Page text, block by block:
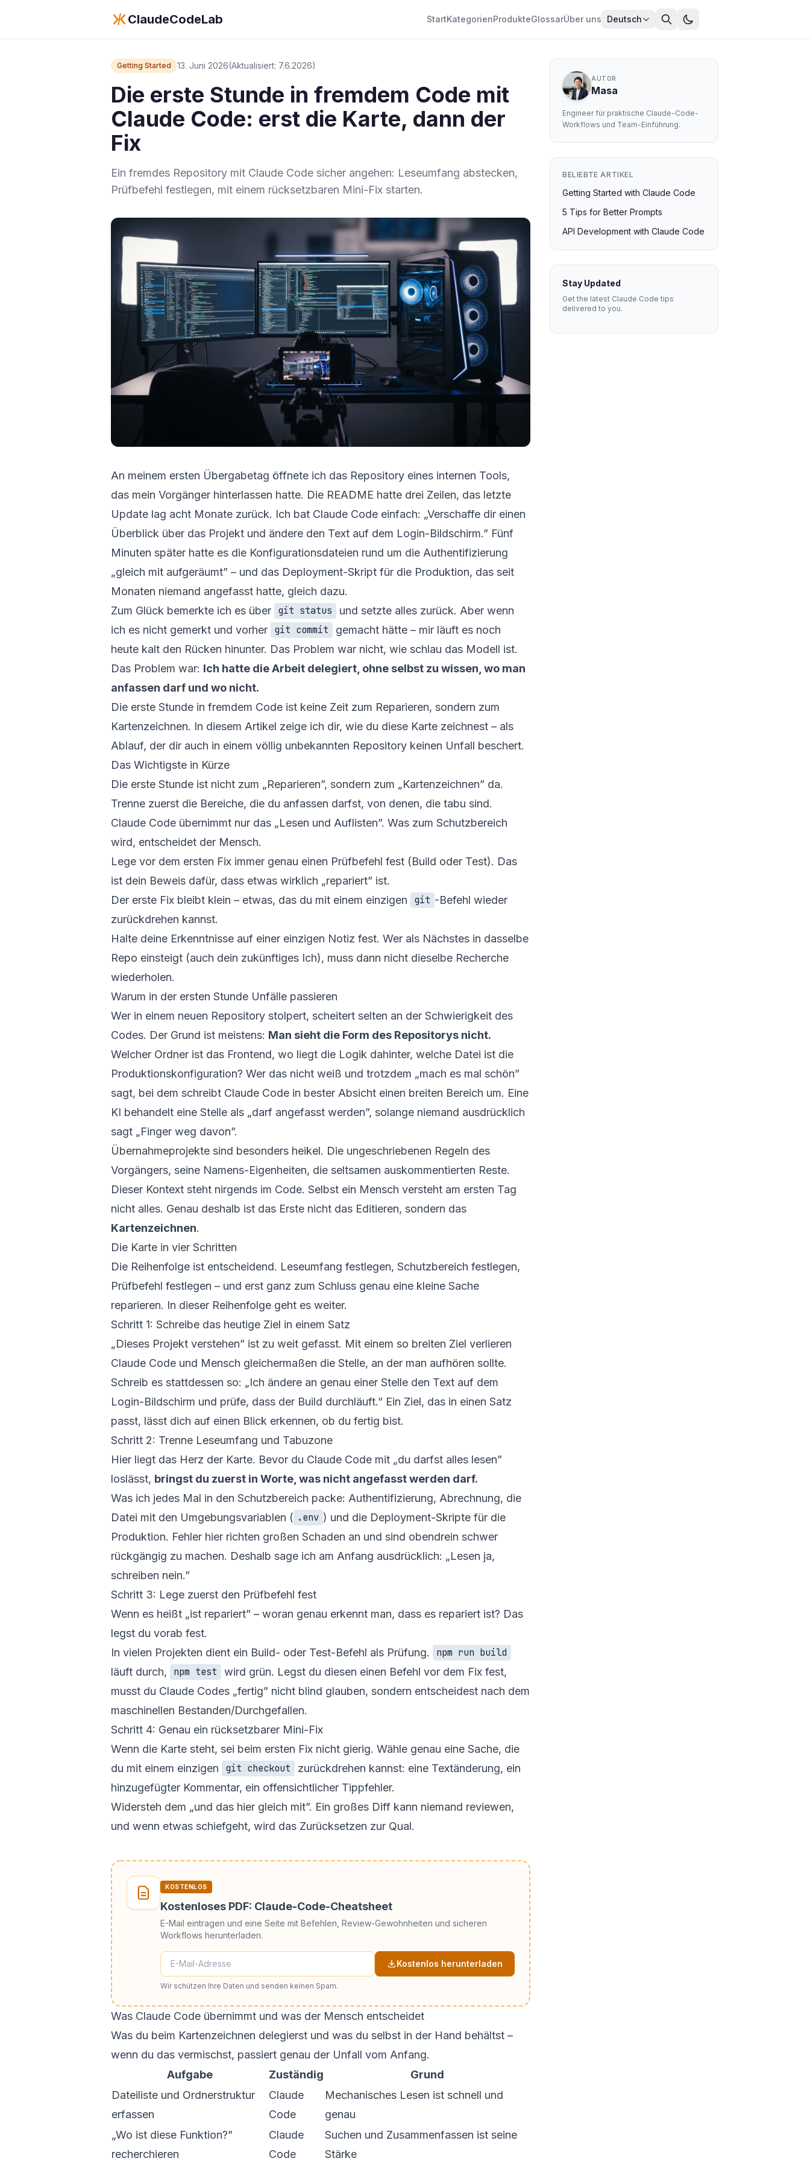
ClaudeCodeLab StartKategorienProdukteGlossarÜber uns Deutsch
Getting Started 13. Juni 2026(Aktualisiert: 7.6.2026)
Die erste Stunde in fremdem Code mit
Claude Code: erst die Karte, dann der
Fix
Ein fremdes Repository mit Claude Code sicher angehen: Leseumfang abstecken,
Prüfbefehl festlegen, mit einem rücksetzbaren Mini-Fix starten.
An meinem ersten Übergabetag öffnete ich das Repository eines internen Tools,
das mein Vorgänger hinterlassen hatte. Die README hatte drei Zeilen, das letzte
Update lag acht Monate zurück. Ich bat Claude Code einfach: „Verschaffe dir einen
Überblick über das Projekt und ändere den Text auf dem Login-Bildschirm.” Fünf
Minuten später hatte es die Konfigurationsdateien rund um die Authentifizierung
„gleich mit aufgeräumt” – und das Deployment-Skript für die Produktion, das seit
Monaten niemand angefasst hatte, gleich dazu.
Zum Glück bemerkte ich es über git status
und setzte alles zurück. Aber wenn
ich es nicht gemerkt und vorher git commit
gemacht hätte – mir läuft es noch
heute kalt den Rücken hinunter. Das Problem war nicht, wie schlau das Modell ist.
Das Problem war: Ich hatte die Arbeit delegiert, ohne selbst zu wissen, wo man
anfassen darf und wo nicht.
Die erste Stunde in fremdem Code ist keine Zeit zum Reparieren, sondern zum
Kartenzeichnen. In diesem Artikel zeige ich dir, wie du diese Karte zeichnest – als
Ablauf, der dir auch in einem völlig unbekannten Repository keinen Unfall beschert.
Das Wichtigste in Kürze
Die erste Stunde ist nicht zum „Reparieren”, sondern zum „Kartenzeichnen” da.
Trenne zuerst die Bereiche, die du anfassen darfst, von denen, die tabu sind.
Claude Code übernimmt nur das „Lesen und Auflisten”. Was zum Schutzbereich
wird, entscheidet der Mensch.
Lege vor dem ersten Fix immer genau einen Prüfbefehl fest (Build oder Test). Das
ist dein Beweis dafür, dass etwas wirklich „repariert” ist.
Der erste Fix bleibt klein – etwas, das du mit einem einzigen
git -Befehl wieder
zurückdrehen kannst.
Halte deine Erkenntnisse auf einer einzigen Notiz fest. Wer als Nächstes in dasselbe
Repo einsteigt (auch dein zukünftiges Ich), muss dann nicht dieselbe Recherche
wiederholen.
Warum in der ersten Stunde Unfälle passieren
Wer in einem neuen Repository stolpert, scheitert selten an der Schwierigkeit des
Codes. Der Grund ist meistens: Man sieht die Form des Repositorys nicht.
Welcher Ordner ist das Frontend, wo liegt die Logik dahinter, welche Datei ist die
Produktionskonfiguration? Wer das nicht weiß und trotzdem „mach es mal schön”
sagt, bei dem schreibt Claude Code in bester Absicht einen breiten Bereich um. Eine
KI behandelt eine Stelle als „darf angefasst werden”, solange niemand ausdrücklich
sagt „Finger weg davon”.
Übernahmeprojekte sind besonders heikel. Die ungeschriebenen Regeln des
Vorgängers, seine Namens-Eigenheiten, die seltsamen auskommentierten Reste.
Dieser Kontext steht nirgends im Code. Selbst ein Mensch versteht am ersten Tag
nicht alles. Genau deshalb ist das Erste nicht das Editieren, sondern das
Kartenzeichnen.
Die Karte in vier Schritten
Die Reihenfolge ist entscheidend. Leseumfang festlegen, Schutzbereich festlegen,
Prüfbefehl festlegen – und erst ganz zum Schluss genau eine kleine Sache
reparieren. In dieser Reihenfolge geht es weiter.
Schritt 1: Schreibe das heutige Ziel in einem Satz
„Dieses Projekt verstehen” ist zu weit gefasst. Mit einem so breiten Ziel verlieren
Claude Code und Mensch gleichermaßen die Stelle, an der man aufhören sollte.
Schreib es stattdessen so: „Ich ändere an genau einer Stelle den Text auf dem
Login-Bildschirm und prüfe, dass der Build durchläuft.” Ein Ziel, das in einen Satz
passt, lässt dich auf einen Blick erkennen, ob du fertig bist.
Schritt 2: Trenne Leseumfang und Tabuzone
Hier liegt das Herz der Karte. Bevor du Claude Code mit „du darfst alles lesen”
loslässt, bringst du zuerst in Worte, was nicht angefasst werden darf.
Was ich jedes Mal in den Schutzbereich packe: Authentifizierung, Abrechnung, die
Datei mit den Umgebungsvariablen ( .env ) und die Deployment-Skripte für die
Produktion. Fehler hier richten großen Schaden an und sind obendrein schwer
rückgängig zu machen. Deshalb sage ich am Anfang ausdrücklich: „Lesen ja,
schreiben nein.”
Schritt 3: Lege zuerst den Prüfbefehl fest
Wenn es heißt „ist repariert” – woran genau erkennt man, dass es repariert ist? Das
legst du vorab fest.
In vielen Projekten dient ein Build- oder Test-Befehl als Prüfung.
npm run build
läuft durch,
npm test
wird grün. Legst du diesen einen Befehl vor dem Fix fest,
musst du Claude Codes „fertig” nicht blind glauben, sondern entscheidest nach dem
maschinellen Bestanden/Durchgefallen.
Schritt 4: Genau ein rücksetzbarer Mini-Fix
Wenn die Karte steht, sei beim ersten Fix nicht gierig. Wähle genau eine Sache, die
du mit einem einzigen
git checkout
zurückdrehen kannst: eine Textänderung, ein
hinzugefügter Kommentar, ein offensichtlicher Tippfehler.
Widersteh dem „und das hier gleich mit”. Ein großes Diff kann niemand reviewen,
und wenn etwas schiefgeht, wird das Zurücksetzen zur Qual.
KOSTENLOS
Kostenloses PDF: Claude-Code-Cheatsheet
E-Mail eintragen und eine Seite mit Befehlen, Review-Gewohnheiten und sicheren
Workflows herunterladen.
Kostenlos herunterladen
Wir schützen Ihre Daten und senden keinen Spam.
Was Claude Code übernimmt und was der Mensch entscheidet
Was du beim Kartenzeichnen delegierst und was du selbst in der Hand behältst –
wenn du das vermischst, passiert genau der Unfall vom Anfang.
Aufgabe
Zuständig
Grund
Dateiliste und Ordnerstruktur
erfassen
Claude
Code
Mechanisches Lesen ist schnell und
genau
„Wo ist diese Funktion?”
recherchieren
Claude
Code
Suchen und Zusammenfassen ist seine
Stärke
AUTOR
Masa
Engineer für praktische Claude-Code-
Workflows und Team-Einführung.
BELIEBTE ARTIKEL
Getting Started with Claude Code
5 Tips for Better Prompts
API Development with Claude Code
Stay Updated
Get the latest Claude Code tips
delivered to you.